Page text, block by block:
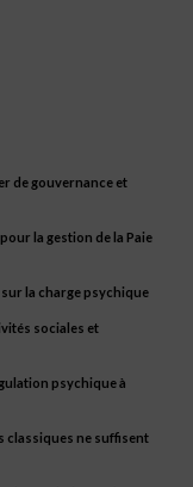
de gouvernance et
la gestion de la Paie
la charge psychique
sociales et
psychique à
classiques ne suffisent